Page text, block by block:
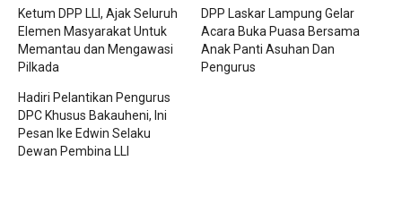
Ketum DPP LLI, Ajak Seluruh
Elemen Masyarakat Untuk
Memantau dan Mengawasi
Pilkada
DPP Laskar Lampung Gelar
Acara Buka Puasa Bersama
Anak Panti Asuhan Dan
Pengurus
Hadiri Pelantikan Pengurus
DPC Khusus Bakauheni, Ini
Pesan Ike Edwin Selaku
Dewan Pembina LLI